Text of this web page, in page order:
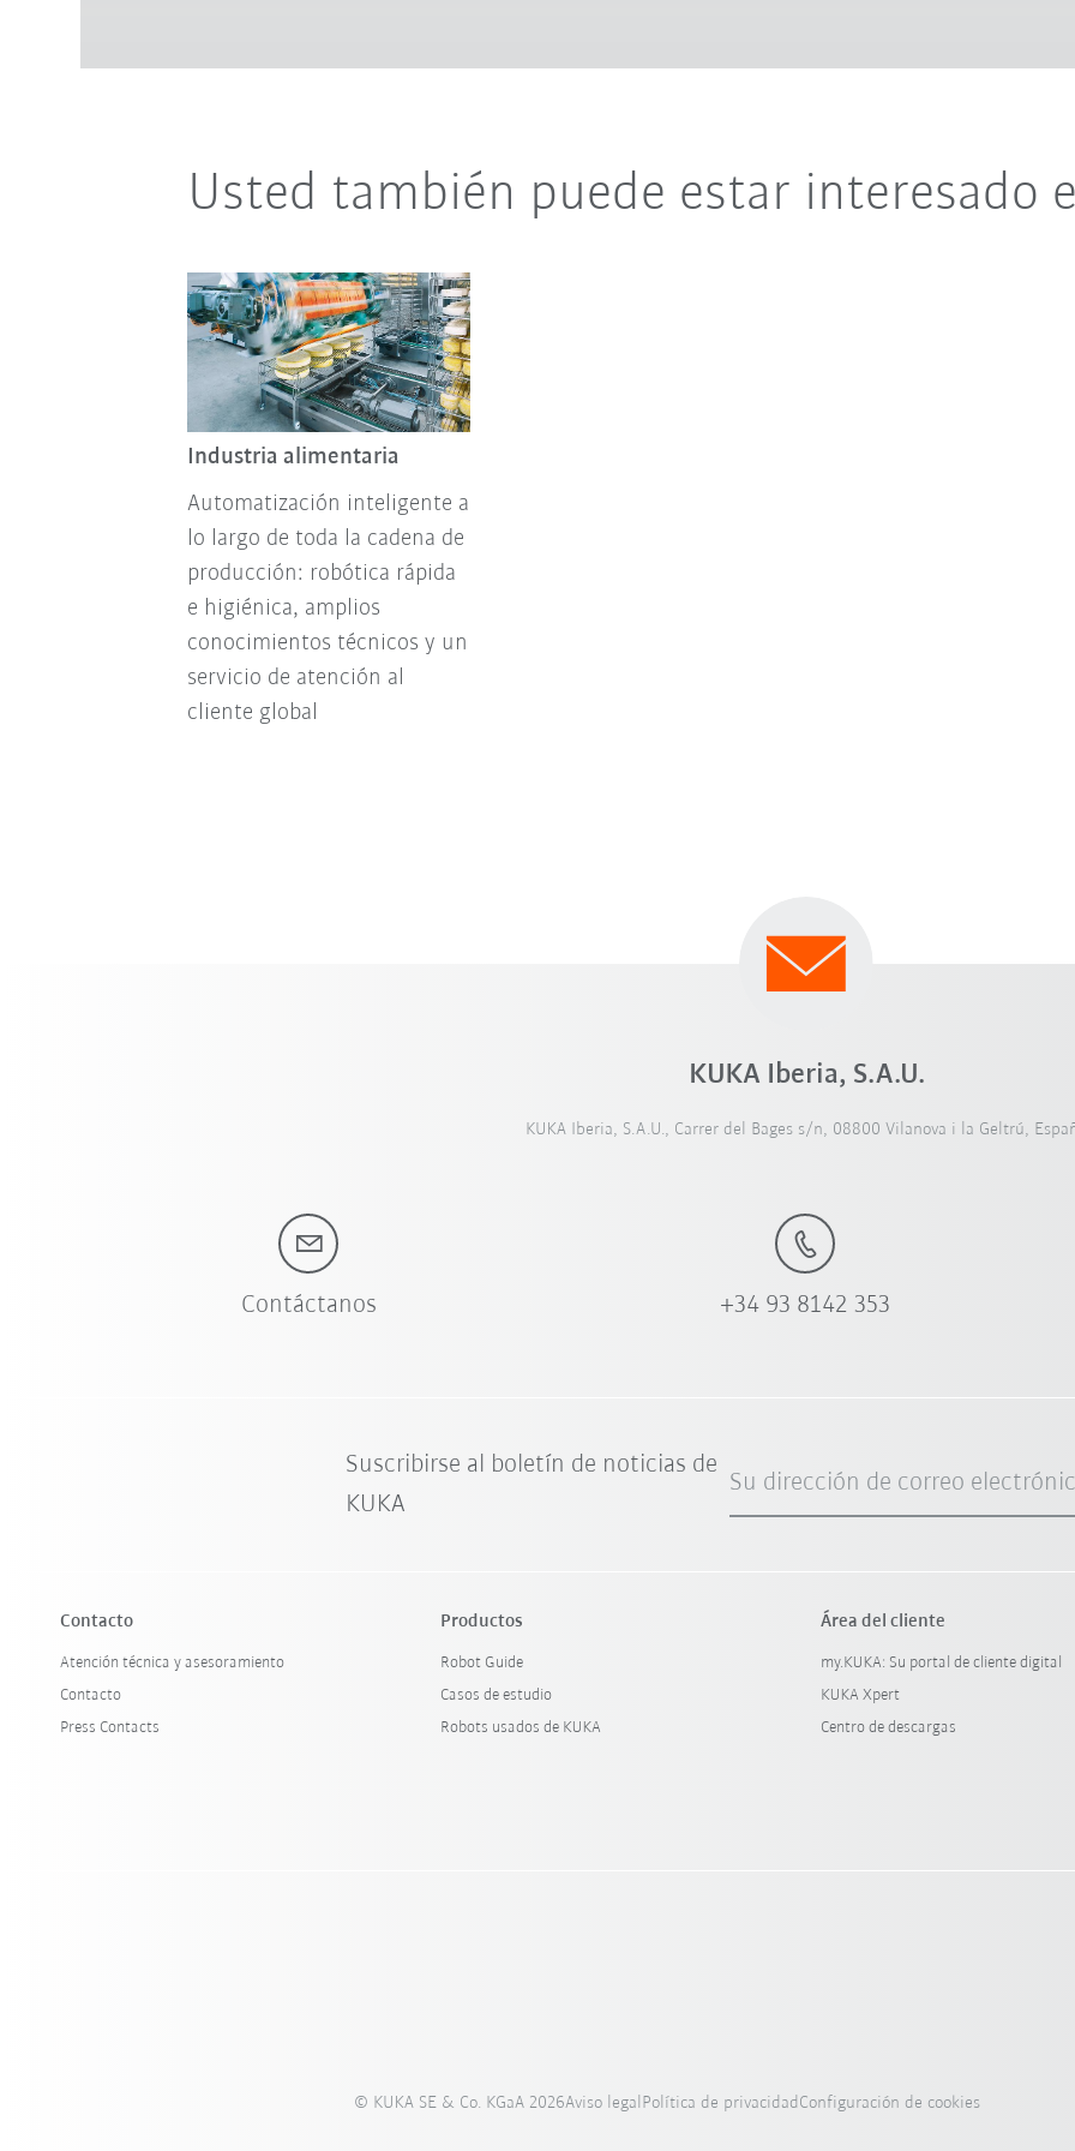
Usted también puede estar interesado
Industria alimentaria
Automatización inteligente a
lo largo de toda la cadena de
producción: robótica rápida
e higiénica, amplios
conocimientos técnicos y un
servicio de atención al
cliente global
KUKA Iberia, S.A.U.
KUKA Iberia, S.A.U., Carrer del Bages s/n, 08800 Vilanova i la Geltrú,
Contáctanos +34 93 8142 353
Suscribirse al boletín de noticias de
KUKA
Su dirección de correo
Contacto
Atención técnica y asesoramiento
Contacto
Press Contacts
Productos
Robot Guide
Casos de estudio
Robots usados de KUKA
Área del cliente
my.KUKA: Su portal de cliente digital
KUKA Xpert
Centro de descargas
© KUKA SE & Co. KGaA 2026Aviso legal Política de privacidad Configuración de cookies